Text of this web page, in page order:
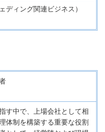
ディング関連ビジネス）
す中で、上場会社として相
体制を構築する重要な役割